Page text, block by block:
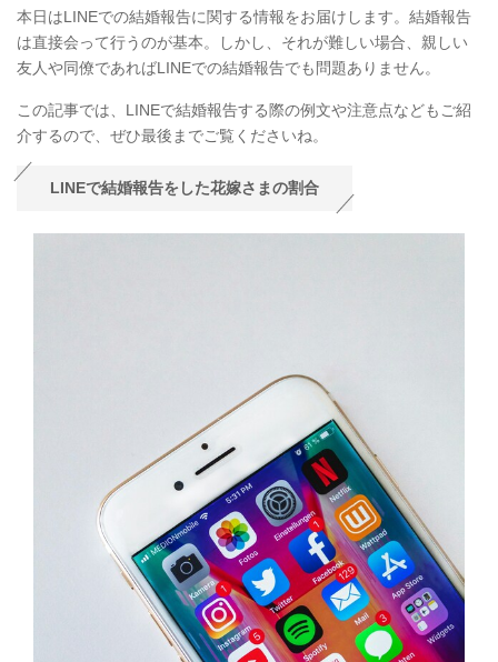
本日はLINEでの結婚報告に関する情報をお届けします。結婚報告
は直接会って行うのが基本。しかし、それが難しい場合、親しい
友人や同僚であればLINEでの結婚報告でも問題ありません。
この記事では、LINEで結婚報告する際の例文や注意点などもご紹
介するので、ぜひ最後までご覧くださいね。
LINEで結婚報告をした花嫁さまの割合